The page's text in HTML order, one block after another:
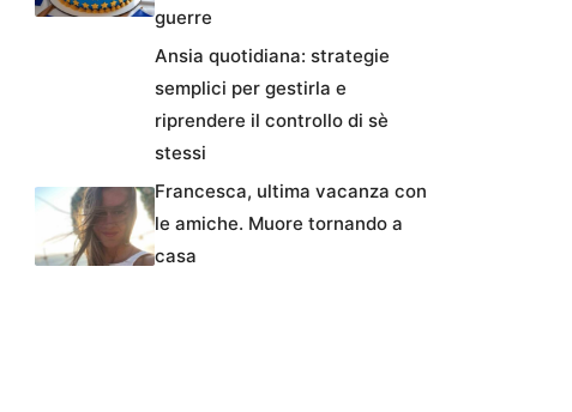
guerre
Ansia quotidiana: strategie
semplici per gestirla e
riprendere il controllo di sè
stessi
Francesca, ultima vacanza con
le amiche. Muore tornando a
casa